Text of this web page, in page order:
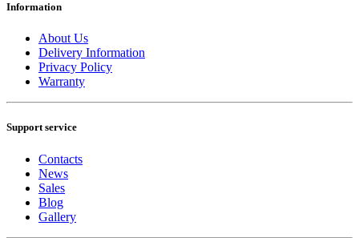
Information
About Us
Delivery Information
Privacy Policy
Warranty
Support service
Contacts
News
Sales
Blog
Gallery